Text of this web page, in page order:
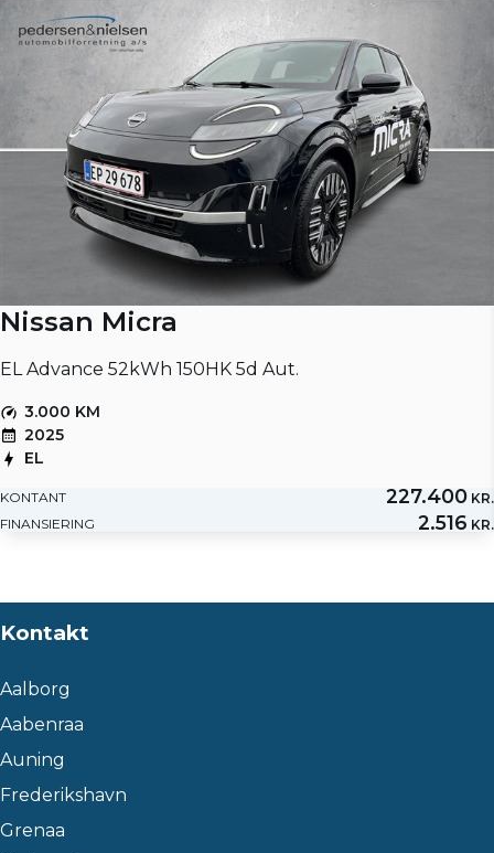
Nissan Micra
EL Advance 52kWh 150HK 5d Aut.
3.000 KM
2025
EL
KONTANT 227.400 KR.
FINANSIERING
2.516 KR.
Kontakt
Aalborg
Aabenraa
Auning
Frederikshavn
Grenaa